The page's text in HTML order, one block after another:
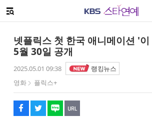
메뉴 열기
넷플릭스 첫 한국 애니메이션 '
5월 30일 공개
2025.05.01 09:38
랭킹뉴스
영화
플릭스+
페이스북
트위터
네이버
URL복사
글씨 작게보기
글씨 크게보기
해시태그